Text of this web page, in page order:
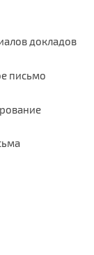
докладов
письмо